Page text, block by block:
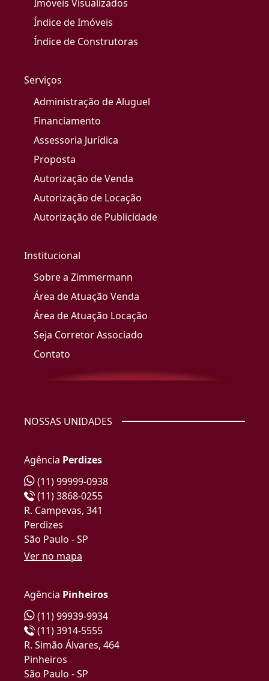
Imóveis Visualizados
Índice de Imóveis
Índice de Construtoras
Serviços
Administração de Aluguel
Financiamento
Assessoria Jurídica
Proposta
Autorização de Venda
Autorização de Locação
Autorização de Publicidade
Institucional
Sobre a Zimmermann
Área de Atuação Venda
Área de Atuação Locação
Seja Corretor Associado
Contato
NOSSAS UNIDADES
Agência Perdizes
(11) 99999-0938
(11) 3868-0255
R. Campevas, 341
Perdizes
São Paulo - SP
Ver no mapa
Agência Pinheiros
(11) 99939-9934
(11) 3914-5555
R. Simão Álvares, 464
Pinheiros
São Paulo - SP